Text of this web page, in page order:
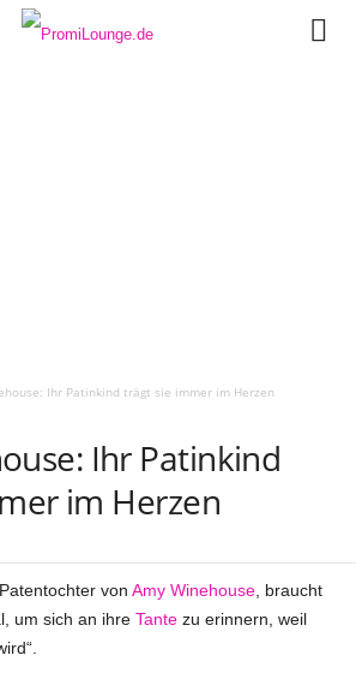
Ihr Patinkind trägt sie immer im Herzen
Ihr Patinkind
im Herzen
von Amy Winehouse , braucht
um sich an ihre Tante zu erinnern, weil